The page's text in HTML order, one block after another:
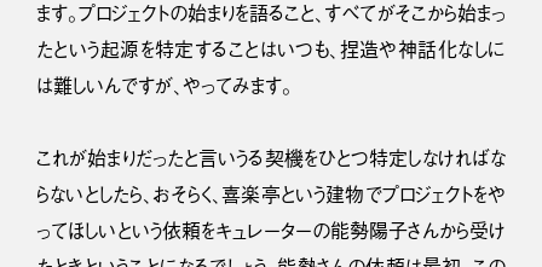
ます。プロジェクトの始まりを語ること、すべてがそこから始まっ
たという起源を特定することはいつも、捏造や神話化なしに
は難しいんですが、やってみます。
これが始まりだったと言いうる契機をひとつ特定しなければな
らないとしたら、おそらく、喜楽亭という建物でプロジェクトをや
ってほしいという依頼をキュレーターの能勢陽子さんから受け